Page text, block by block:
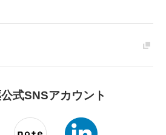
式SNSアカウント